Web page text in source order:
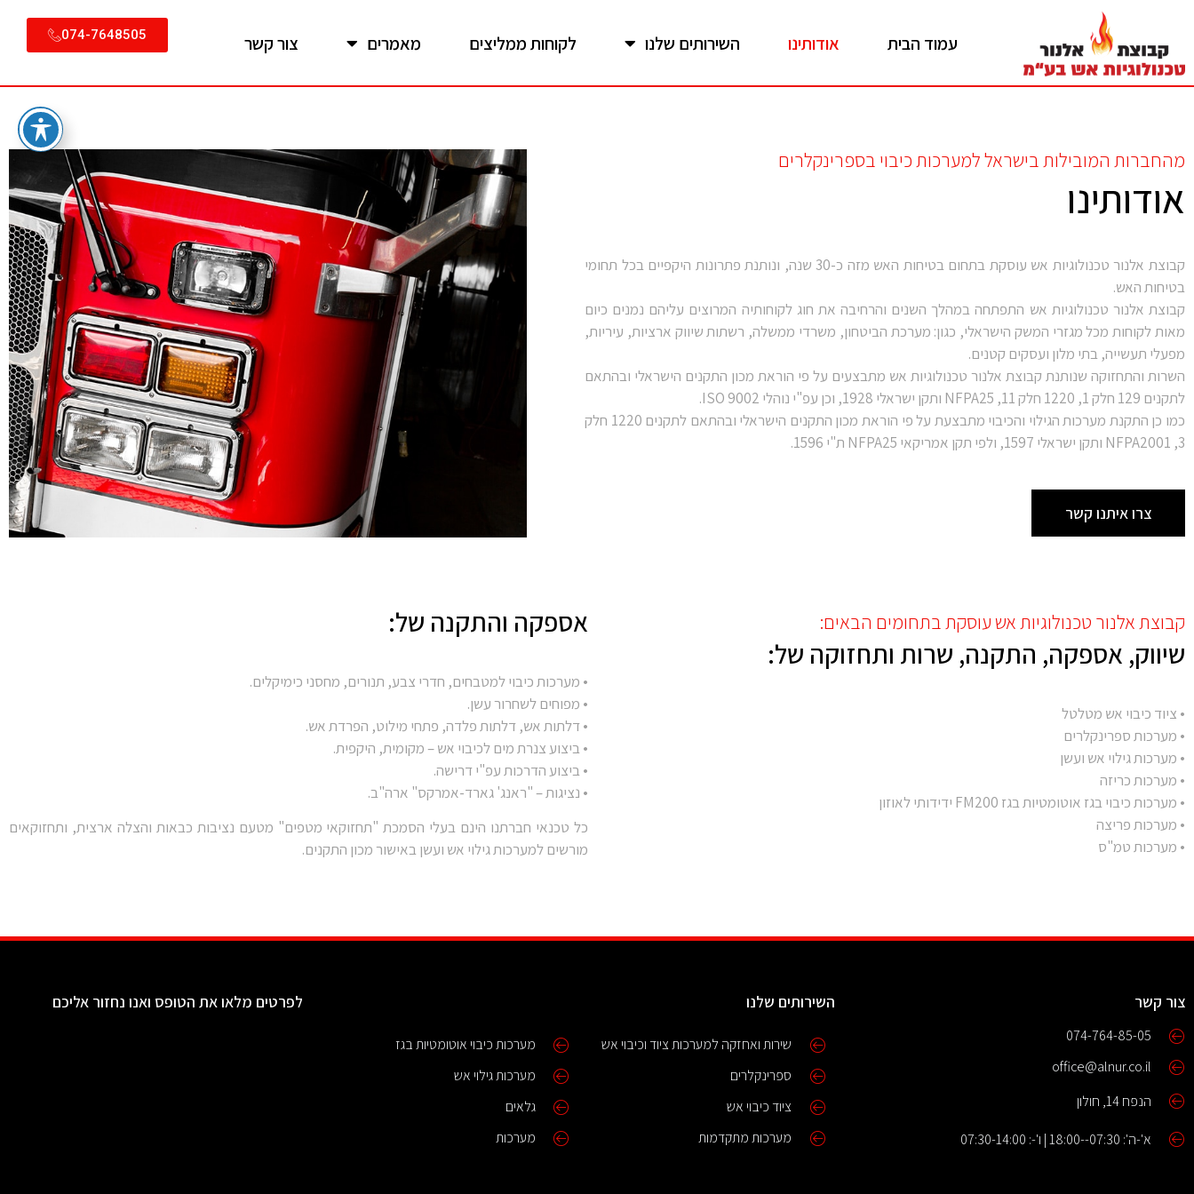
עמוד הבית אודותינו השירותים שלנו לקוחות ממליצים מאמרים צור קשר 074-7648505
מהחברות המובילות בישראל למערכות כיבוי בספרינקלרים
אודותינו
קבוצת אלנור טכנולוגיות אש עוסקת בתחום בטיחות האש מזה כ-30 שנה, ונותנת פתרונות היקפיים בכל תחומי
בטיחות האש.
קבוצת אלנור טכנולוגיות אש התפתחה במהלך השנים והרחיבה את חוג לקוחותיה המרוצים עליהם נמנים כיום
מאות לקוחות מכל מגזרי המשק הישראלי, כגון: מערכת הביטחון, משרדי ממשלה, רשתות שיווק ארציות, עיריות,
מפעלי תעשייה, בתי מלון ועסקים קטנים.
השרות והתחזוקה שנותנת קבוצת אלנור טכנולוגיות אש מתבצעים על פי הוראת מכון התקנים הישראלי ובהתאם
לתקנים 129 חלק 1, 1220 חלק 11, NFPA25 ותקן ישראלי 1928, וכן עפ"י נוהלי ISO 9002.
כמו כן התקנת מערכות הגילוי והכיבוי מתבצעת על פי הוראת מכון התקנים הישראלי ובהתאם לתקנים 1220 חלק
3, NFPA2001 ותקן ישראלי 1597, ולפי תקן אמריקאי NFPA25 ת"י 1596.
צרו איתנו קשר
קבוצת אלנור טכנולוגיות אש עוסקת בתחומים הבאים:
שיווק, אספקה, התקנה, שרות ותחזוקה של:
• ציוד כיבוי אש מטלטל
• מערכות ספרינקלרים
• מערכות גילוי אש ועשן
• מערכות כריזה
• מערכות כיבוי בגז אוטומטיות בגז FM200 ידידותי לאוזון
• מערכות פריצה
• מערכות טמ"ס
אספקה והתקנה של:
• מערכות כיבוי למטבחים, חדרי צבע, תנורים, מחסני כימיקלים.
• מפוחים לשחרור עשן.
• דלתות אש, דלתות פלדה, פתחי מילוט, הפרדת אש.
• ביצוע צנרת מים לכיבוי אש – מקומית, היקפית.
• ביצוע הדרכות עפ"י דרישה.
• נציגות – "ראנג' גארד-אמרקס" ארה"ב.
כל טכנאי חברתנו הינם בעלי הסמכת "תחזוקאי מטפים" מטעם נציבות כבאות והצלה ארצית, ותחזוקאים
מורשים למערכות גילוי אש ועשן באישור מכון התקנים.
צור קשר
074-764-85-05
office@alnur.co.il
הנפח 14, חולון
א'-ה': 07:30--18:00 | ו'-: 07:30-14:00
השירותים שלנו
שירות ואחזקה למערכות ציוד וכיבוי אש
ספרינקלרים
ציוד כיבוי אש
מערכות מתקדמות
מערכות כיבוי אוטומטיות בגז
מערכות גילוי אש
גלאים
מערכות
לפרטים מלאו את הטופס ואנו נחזור אליכם